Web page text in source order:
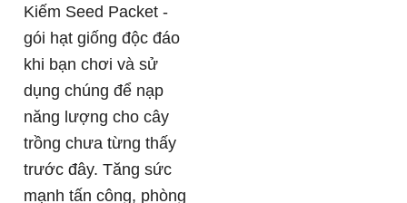
Kiếm Seed Packet -
gói hạt giống độc đáo
khi bạn chơi và sử
dụng chúng để nạp
năng lượng cho cây
trồng chưa từng thấy
trước đây. Tăng sức
mạnh tấn công, phòng